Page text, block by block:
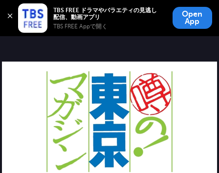
TBS FREE ドラマやバラエティの見逃し
TBS FREE Appで開く
Open
App
TBS FREE
無料見逃し配信